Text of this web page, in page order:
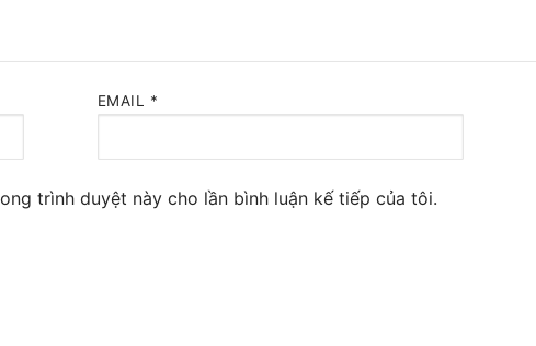
3G / 4G Gateways
EMAIL *
trình duyệt này cho lần bình luận kế tiếp của tôi.